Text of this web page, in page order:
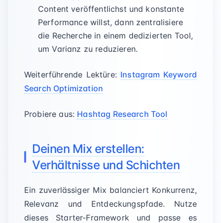
Content veröffentlichst und konstante
Performance willst, dann zentralisiere
die Recherche in einem dedizierten Tool,
um Varianz zu reduzieren.
Weiterführende Lektüre: Instagram Keyword
Search Optimization
Probiere aus: Hashtag Research Tool
Deinen Mix erstellen:
Verhältnisse und Schichten
Ein zuverlässiger Mix balanciert Konkurrenz,
Relevanz und Entdeckungspfade. Nutze
dieses Starter-Framework und passe es